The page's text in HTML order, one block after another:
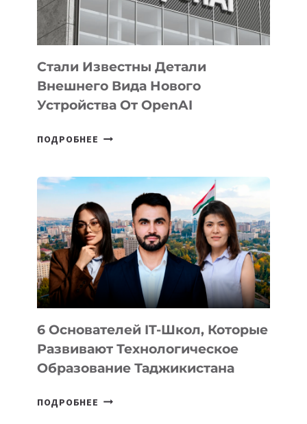
ИСКУССТВЕННОГО
ИНТЕЛЛЕКТА
Стали Известны Детали
Внешнего Вида Нового
Устройства От OpenAI
ПОДРОБНЕЕ СТАЛИ
ВНЕШНЕГО
ВИДА
НОВОГО
УСТРОЙСТВА
ОТ
OPENAI
6 Основателей IT-Школ, Которые
Развивают Технологическое
Образование Таджикистана
ПОДРОБНЕЕ 6